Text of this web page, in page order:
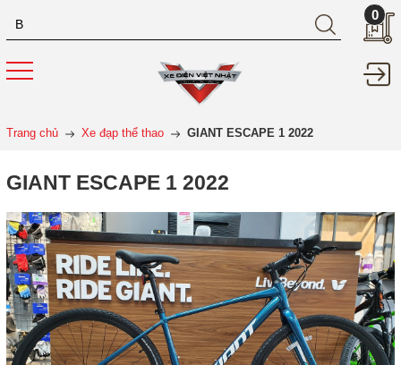
0
Trang chủ Xe đạp thể thao GIANT ESCAPE 1 2022
GIANT ESCAPE 1 2022